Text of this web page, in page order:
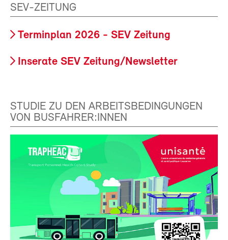
SEV-ZEITUNG
Terminplan 2026 - SEV Zeitung
Inserate SEV Zeitung/Newsletter
STUDIE ZU DEN ARBEITSBEDINGUNGEN
VON BUSFAHRER:INNEN